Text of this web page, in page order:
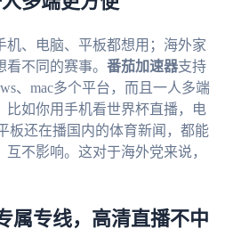
机、电脑、平板都想用；海外家
不同的赛事。 番茄加速器支持
、mac多个平台，而且一人多端
比如你用手机看世界杯直播，电
板还在播国内的体育新闻，都能
不影响。这对于海外党来说，
属专线，高清直播不中